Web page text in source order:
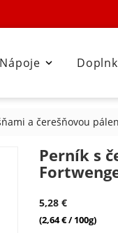

Nápoje
a čerešňovou
Perník s
5,28 €
(2,64 € / 100g)